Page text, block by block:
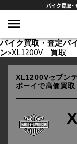
バイク買取
バイク買取・査定バ
ン»XL1200V 買取
XL1200Vセブン
ボーイで高価買取